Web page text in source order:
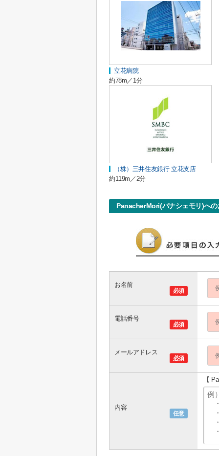
立花病院
約78m／1分
（株）三井住友銀行 立花支店
約119m／2分
PanacherMori(パナシェモリ)へ
必須
お名前
必須
電話番号
必須
メールアドレス
任意
内容
【